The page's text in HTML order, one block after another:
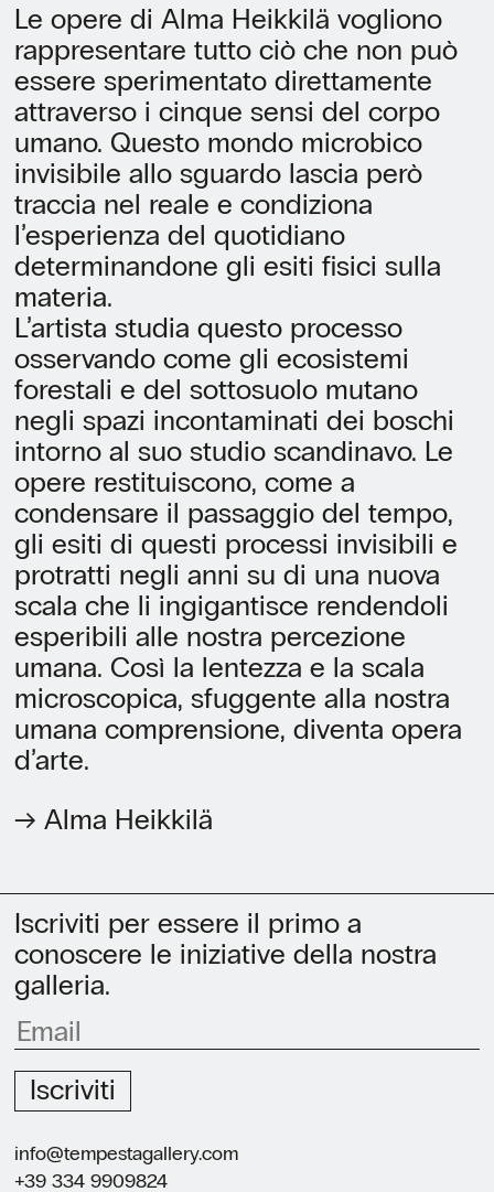
Le opere di Alma Heikkilä vogliono
rappresentare tutto ciò che non può
essere sperimentato direttamente
attraverso i cinque sensi del corpo
umano. Questo mondo microbico
invisibile allo sguardo lascia però
traccia nel reale e condiziona
l’esperienza del quotidiano
determinandone gli esiti fisici sulla
materia.
L’artista studia questo processo
osservando come gli ecosistemi
forestali e del sottosuolo mutano
negli spazi incontaminati dei boschi
intorno al suo studio scandinavo. Le
opere restituiscono, come a
condensare il passaggio del tempo,
gli esiti di questi processi invisibili e
protratti negli anni su di una nuova
scala che li ingigantisce rendendoli
esperibili alle nostra percezione
umana. Così la lentezza e la scala
microscopica, sfuggente alla nostra
umana comprensione, diventa opera
d’arte.
→ Alma Heikkilä
Iscriviti per essere il primo a
conoscere le iniziative della nostra
galleria.
Iscriviti
info@tempestagallery.com
+39 334 9909824